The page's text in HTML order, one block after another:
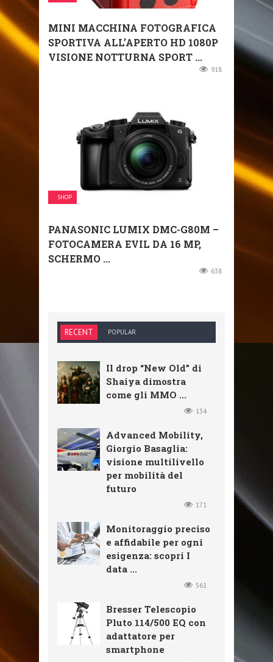
MINI MACCHINA FOTOGRAFICA
SPORTIVA ALL’APERTO HD 1080P
VISIONE NOTTURNA SPORT ...
918
SHOP
PANASONIC LUMIX DMC-G80M –
FOTOCAMERA EVIL DA 16 MP,
SCHERMO ...
638
RECENT POPULAR
Il drop “New Old” di
Shaiya dimostra
come gli MMO ...
134
Advanced Mobility,
Giorgio Basaglia:
visione multilivello
per mobilità del
futuro
171
Monitoraggio preciso
e affidabile per ogni
esigenza: scopri I
data ...
561
Bresser Telescopio
Pluto 114/500 EQ con
adattatore per
smartphone